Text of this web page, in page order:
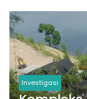
Investigasi